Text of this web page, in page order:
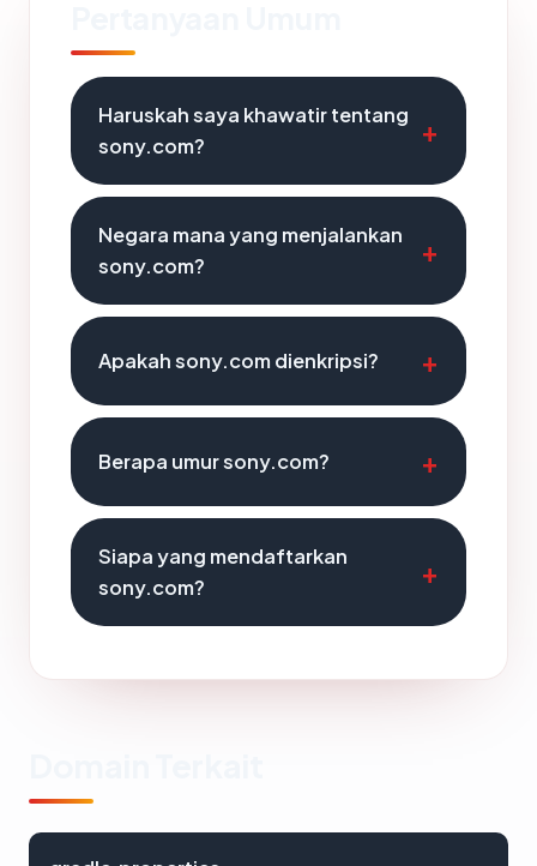
Haruskah saya khawatir tentang
sony.com?
Negara mana yang menjalankan
sony.com?
Apakah sony.com dienkripsi?
Berapa umur sony.com?
Siapa yang mendaftarkan
sony.com?